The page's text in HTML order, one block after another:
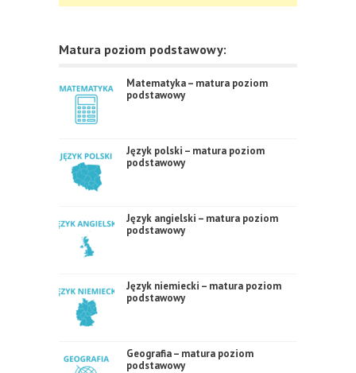
Matura poziom podstawowy:
Matematyka – matura poziom
podstawowy
Język polski – matura poziom
podstawowy
Język angielski – matura poziom
podstawowy
Język niemiecki – matura poziom
podstawowy
Geografia – matura poziom
podstawowy